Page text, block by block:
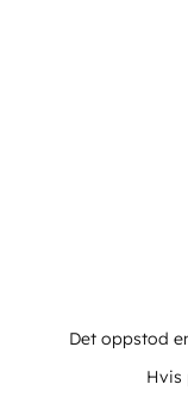
Det oppstod
Hvis